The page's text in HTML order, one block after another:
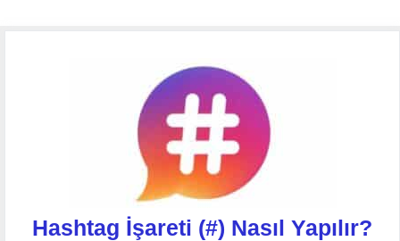
Hashtag İşareti (#) Nasıl Yapılır?